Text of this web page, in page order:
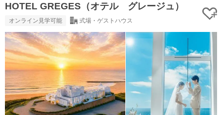
HOTEL GREGES（オテル グレージュ）
オンライン見学可能 式場・ゲストハウス